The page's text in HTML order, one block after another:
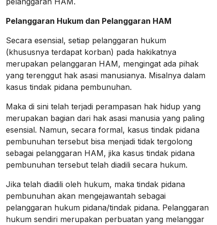
Pelanggaran Hukum dan Pelanggaran HAM
Secara esensial, setiap pelanggaran hukum
(khususnya terdapat korban) pada hakikatnya
merupakan pelanggaran HAM, mengingat ada pihak
yang terenggut hak asasi manusianya. Misalnya dalam
kasus tindak pidana pembunuhan.
Maka di sini telah terjadi perampasan hak hidup yang
merupakan bagian dari hak asasi manusia yang paling
esensial. Namun, secara formal, kasus tindak pidana
pembunuhan tersebut bisa menjadi tidak tergolong
sebagai pelanggaran HAM, jika kasus tindak pidana
pembunuhan tersebut telah diadili secara hukum.
Jika telah diadili oleh hukum, maka tindak pidana
pembunuhan akan mengejawantah sebagai
pelanggaran hukum pidana/tindak pidana. Pelanggaran
hukum sendiri merupakan perbuatan yang melanggar